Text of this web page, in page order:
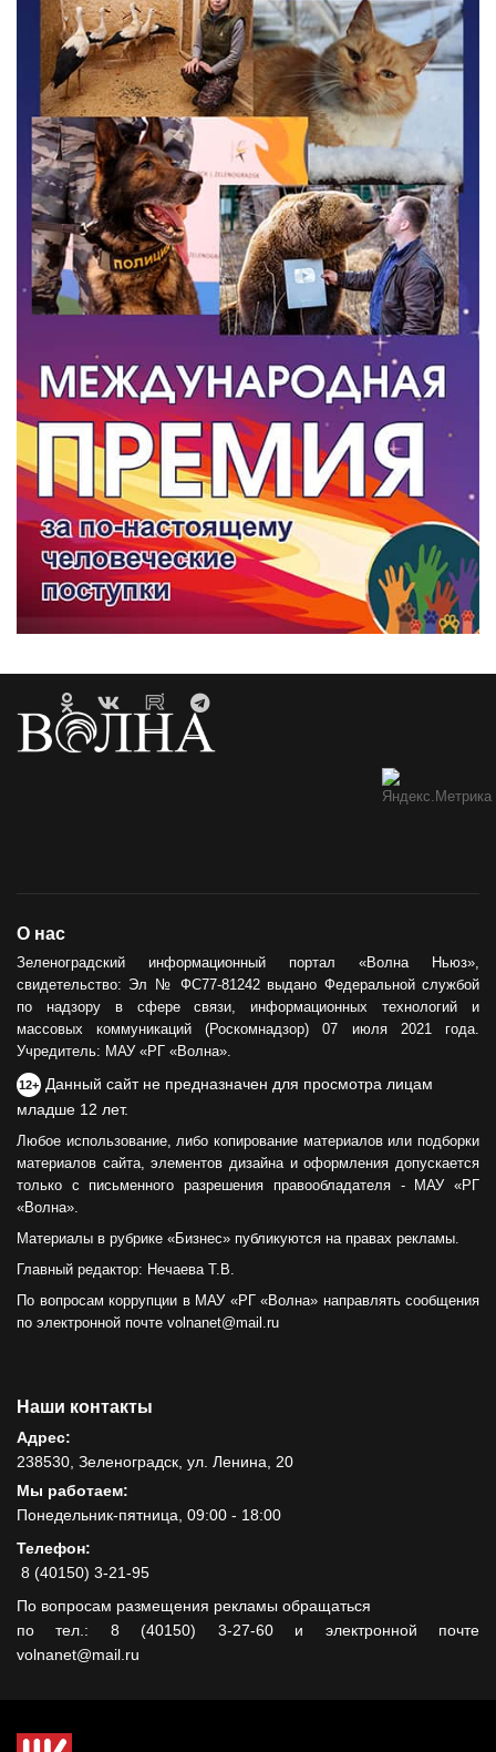
О нас
Зеленоградский информационный портал «Волна Ньюз»,
свидетельство: Эл № ФС77-81242 выдано Федеральной службой
по надзору в сфере связи, информационных технологий и
массовых коммуникаций (Роскомнадзор) 07 июля 2021 года.
Учредитель: МАУ «РГ «Волна».
12+ Данный сайт не предназначен для просмотра лицам
младше 12 лет.
Любое использование, либо копирование материалов или подборки
материалов сайта, элементов дизайна и оформления допускается
только с письменного разрешения правообладателя - МАУ «РГ
«Волна».
Материалы в рубрике «Бизнес» публикуются на правах рекламы.
Главный редактор: Нечаева Т.В.
По вопросам коррупции в МАУ «РГ «Волна» направлять сообщения
по электронной почте volnanet@mail.ru
Наши контакты
Адрес:
238530, Зеленоградск, ул. Ленина, 20
Мы работаем:
Понедельник-пятница, 09:00 - 18:00
Телефон:
8 (40150) 3-21-95
По вопросам размещения рекламы обращаться
по тел.: 8 (40150) 3-27-60 и электронной почте
volnanet@mail.ru